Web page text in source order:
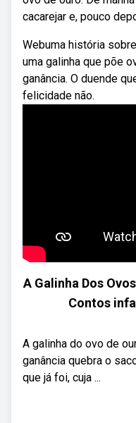
cacarejar e, pouco
Webuma história
uma galinha que põe
ganância. O duende
felicidade não.
A Galinha Dos
Contos
A galinha do ovo de
ganância quebra o
que já foi, cuja ...